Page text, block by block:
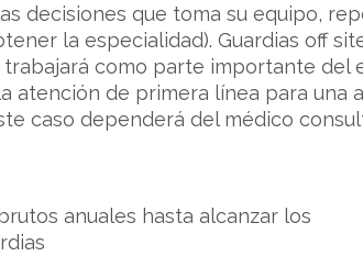
decisiones que toma su equipo,
la especialidad). Guardias off
como parte importante
atención de primera línea para una
caso dependerá del médico
anuales hasta alcanzar los